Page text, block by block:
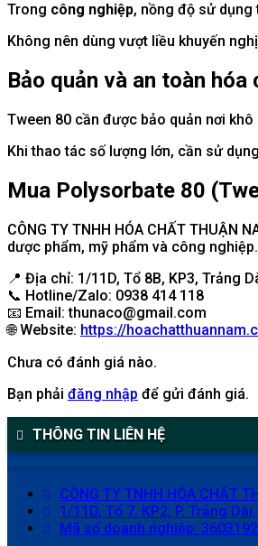
Trong công nghiệp, nồng độ sử dụng
Không nên dùng vượt liều khuyến
Bảo quản và an toàn
Tween 80 cần được bảo quản nơi
Khi thao tác số lượng lớn, cần sử
Mua Polysorbate 80
CÔNG TY TNHH HÓA CHẤT THUẬN
dược phẩm, mỹ phẩm và công nghiệp.
📍 Địa chỉ: 1/11D, Tổ 8B, KP3, Trảng
📞 Hotline/Zalo: 0938 414 118
📧 Email:thunaco@gmail.com
🌐 Website: https://
Chưa có đánh giá nào.
Bạn phải đăng nhập để gửi đánh giá.
THÔNG TIN LIÊN HỆ
CÔNG TY TNHH HÓA CHẤT
1/11D, Tổ 7, KP2, P. Trảng
Mã số doanh nghiệp: